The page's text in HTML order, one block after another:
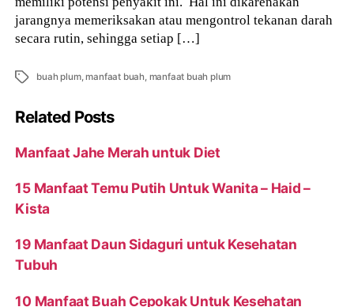
jarangnya memeriksakan atau mengontrol tekanan darah
secara rutin, sehingga setiap […]
Tags buah plum,manfaat buah, manfaat buah plum
Related Posts
Manfaat Jahe Merah untuk Diet
15 Manfaat Temu Putih Untuk Wanita – Haid –
Kista
19 Manfaat Daun Sidaguri untuk Kesehatan
Tubuh
10 Manfaat Buah Cepokak Untuk Kesehatan